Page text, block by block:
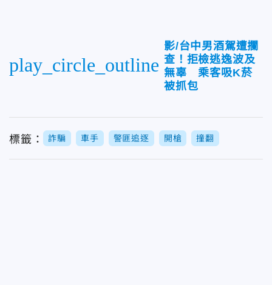
play_circle_outline
影/台中男酒駕遭攔
查！拒檢逃逸波及
無辜 乘客吸K菸
被抓包
標籤： 詐騙 車手 警匪追逐 開槍 撞翻